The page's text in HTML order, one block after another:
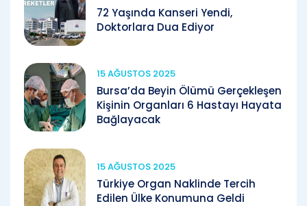
72 Yaşında Kanseri Yendi,
Doktorlara Dua Ediyor
15 AĞUSTOS 2025
Bursa’da Beyin Ölümü Gerçekleşen
Kişinin Organları 6 Hastayı Hayata
Bağlayacak
15 AĞUSTOS 2025
Türkiye Organ Naklinde Tercih
Edilen Ülke Konumuna Geldi